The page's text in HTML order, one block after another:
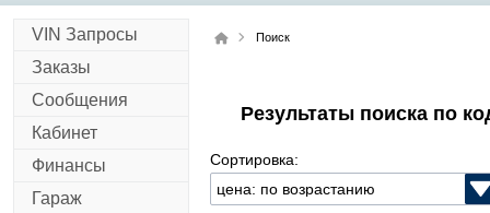
VIN Запросы
Заказы
Сообщения
Кабинет
Финансы
Гараж
Поиск
Результаты поиска по
Сортировка: